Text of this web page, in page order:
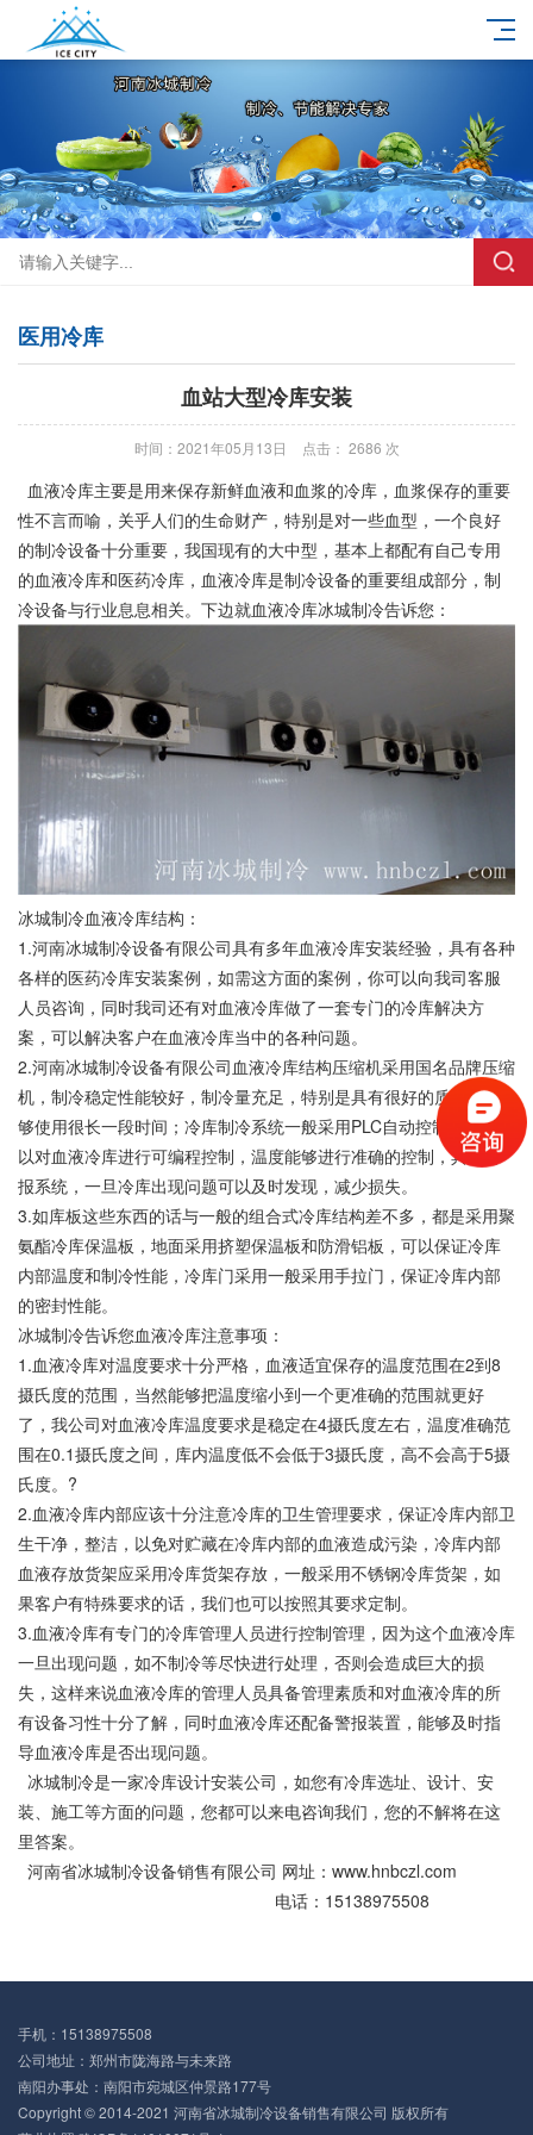
医用冷库
血站大型冷库安装
时间：2021年05月13日 点击： 2686 次
血液冷库主要是用来保存新鲜血液和血浆的冷库，血浆保存的重要
性不言而喻，关乎人们的生命财产，特别是对一些血型，一个良好
的制冷设备十分重要，我国现有的大中型，基本上都配有自己专用
的血液冷库和医药冷库，血液冷库是制冷设备的重要组成部分，制
冷设备与行业息息相关。下边就血液冷库冰城制冷告诉您：
冰城制冷血液冷库结构：
1.河南冰城制冷设备有限公司具有多年血液冷库安装经验，具有各种
各样的医药冷库安装案例，如需这方面的案例，你可以向我司客服
人员咨询，同时我司还有对血液冷库做了一套专门的冷库解决方
案，可以解决客户在血液冷库当中的各种问题。
2.河南冰城制冷设备有限公司血液冷库结构压缩机采用国名品牌压缩
机，制冷稳定性能较好，制冷量充足，特别是具有很好的质量，能
够使用很长一段时间；冷库制冷系统一般采用PLC自动控制系统，可
以对血液冷库进行可编程控制，温度能够进行准确的控制，具有警
报系统，一旦冷库出现问题可以及时发现，减少损失。
3.如库板这些东西的话与一般的组合式冷库结构差不多，都是采用聚
氨酯冷库保温板，地面采用挤塑保温板和防滑铝板，可以保证冷库
内部温度和制冷性能，冷库门采用一般采用手拉门，保证冷库内部
的密封性能。
冰城制冷告诉您血液冷库注意事项：
1.血液冷库对温度要求十分严格，血液适宜保存的温度范围在2到8
摄氏度的范围，当然能够把温度缩小到一个更准确的范围就更好
了，我公司对血液冷库温度要求是稳定在4摄氏度左右，温度准确范
围在0.1摄氏度之间，库内温度低不会低于3摄氏度，高不会高于5摄
氏度。?
2.血液冷库内部应该十分注意冷库的卫生管理要求，保证冷库内部卫
生干净，整洁，以免对贮藏在冷库内部的血液造成污染，冷库内部
血液存放货架应采用冷库货架存放，一般采用不锈钢冷库货架，如
果客户有特殊要求的话，我们也可以按照其要求定制。
3.血液冷库有专门的冷库管理人员进行控制管理，因为这个血液冷库
一旦出现问题，如不制冷等尽快进行处理，否则会造成巨大的损
失，这样来说血液冷库的管理人员具备管理素质和对血液冷库的所
有设备习性十分了解，同时血液冷库还配备警报装置，能够及时指
导血液冷库是否出现问题。
冰城制冷是一家冷库设计安装公司，如您有冷库选址、设计、安
装、施工等方面的问题，您都可以来电咨询我们，您的不解将在这
里答案。
河南省冰城制冷设备销售有限公司 网址： www.hnbczl.com
电话：15138975508
手机：15138975508
公司地址：郑州市陇海路与未来路
南阳办事处：南阳市宛城区仲景路177号
Copyright © 2014-2021 河南省冰城制冷设备销售有限公司 版权所有